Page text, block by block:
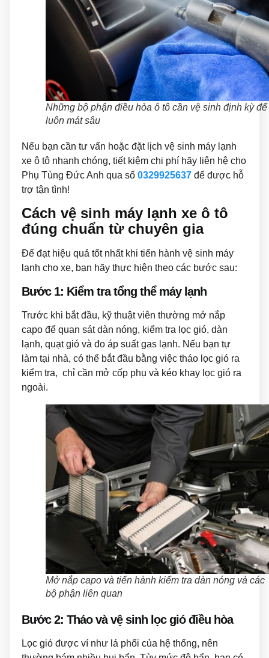
Những bộ phận điều hòa ô tô cần vệ sinh định kỳ để
luôn mát sâu
Nếu bạn cần tư vấn hoặc đặt lịch vệ sinh máy lạnh
xe ô tô nhanh chóng, tiết kiệm chi phí hãy liên hệ cho
Phụ Tùng Đức Anh qua số 0329925637 để được hỗ
trợ tận tình!
Cách vệ sinh máy lạnh xe ô tô
đúng chuẩn từ chuyên gia
Để đạt hiệu quả tốt nhất khi tiến hành vệ sinh máy
lạnh cho xe, bạn hãy thực hiện theo các bước sau:
Bước 1: Kiểm tra tổng thể máy lạnh
Trước khi bắt đầu, kỹ thuật viên thường mở nắp
capo để quan sát dàn nóng, kiểm tra lọc gió, dàn
lạnh, quạt gió và đo áp suất gas lạnh. Nếu bạn tự
làm tại nhà, có thể bắt đầu bằng việc tháo lọc gió ra
kiểm tra, chỉ cần mở cốp phụ và kéo khay lọc gió ra
ngoài.
Mở nắp capo và tiến hành kiểm tra dàn nóng và các
bộ phận liên quan
Bước 2: Tháo và vệ sinh lọc gió điều hòa
Lọc gió được ví như lá phổi của hệ thống, nên